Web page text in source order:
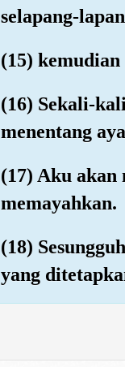
selapang-
(15)
(16) Sekali-
menentang
(17) Aku akan
memayahkan.
(18)
yang